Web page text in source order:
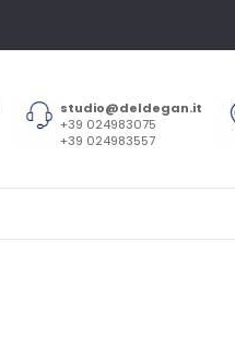
studio@deldegan.it
+39 024983075
+39 024983557